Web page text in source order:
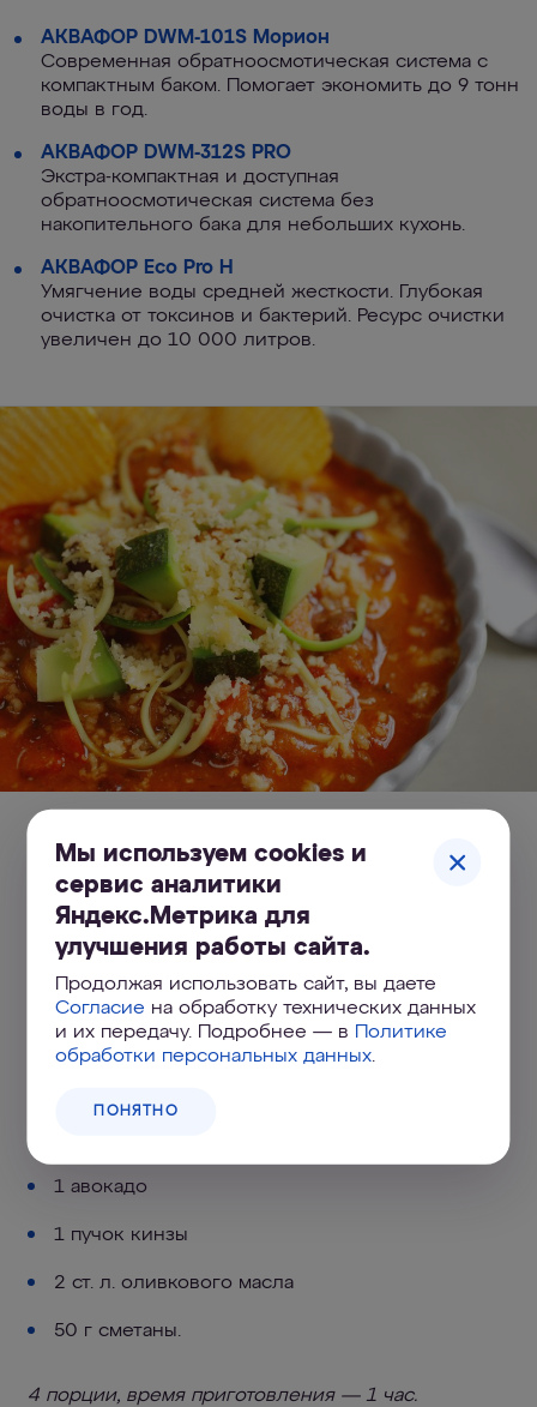
АКВАФОР DWM-101S Морион
Современная обратноосмотическая система с
компактным баком. Помогает экономить до 9 тонн
воды в год.
АКВАФОР DWM-312S PRO
Экстра-компактная и доступная
обратноосмотическая система без
накопительного бака для небольших кухонь.
АКВАФОР Eco Pro H
Умягчение воды средней жесткости. Глубокая
очистка от токсинов и бактерий. Ресурс очистки
увеличен до 10 000 литров.
Для души: суп с соусом сальса
Ингредиенты:
800 мл овощного бульона
500 г куриных голеней
300 г соуса сальса (продается в супермаркетах)
1 авокадо
1 пучок кинзы
2 ст. л. оливкового масла
50 г сметаны.
4 порции, время приготовления — 1 час.
Мы используем cookies и
сервис аналитики
Яндекс.Метрика для
улучшения работы сайта.
Продолжая использовать сайт, вы даете
Согласие на обработку технических данных
и их передачу. Подробнее — в
Политике
обработки персональных данных.
ПОНЯТНО